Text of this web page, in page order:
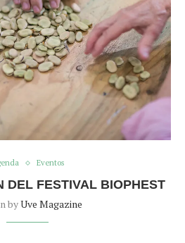
Eventos
DEL FESTIVAL BIOPHEST
byUve Magazine